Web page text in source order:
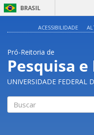
BRASIL
ACESSIBILIDADE
Pró-Reitoria de
Pesquisa
UNIVERSIDADE FEDERAL